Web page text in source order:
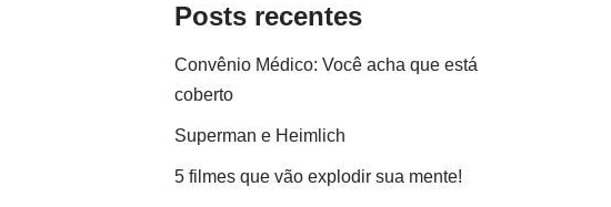
Posts recentes
Convênio Médico: Você acha que está
coberto
Superman e Heimlich
5 filmes que vão explodir sua mente!